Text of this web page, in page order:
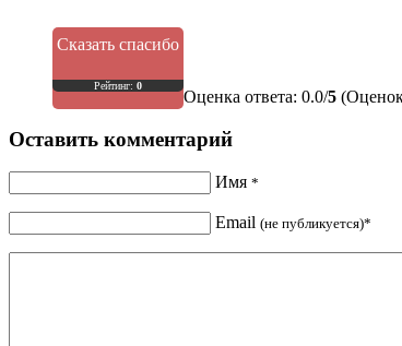
Сказать спасибо
Рейтинг: 0
Оценка ответа: 0.0/5
Оставить комментарий
Имя *
Email (не публикуется)*